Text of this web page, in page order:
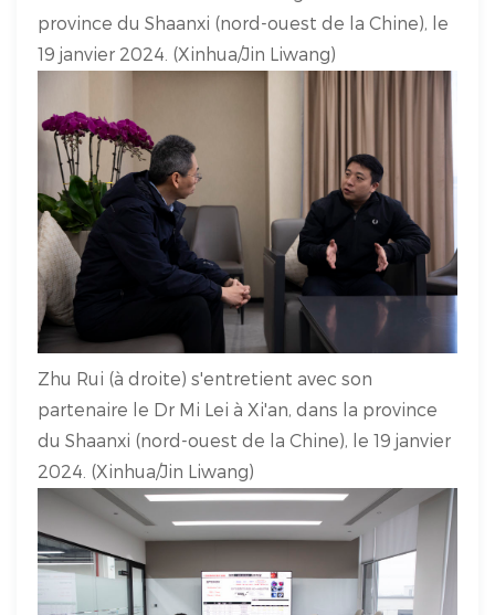
province du Shaanxi (nord-ouest de la Chine), le
19 janvier 2024. (Xinhua/Jin Liwang)
Zhu Rui (à droite) s'entretient avec son
partenaire le Dr Mi Lei à Xi'an, dans la province
du Shaanxi (nord-ouest de la Chine), le 19 janvier
2024. (Xinhua/Jin Liwang)